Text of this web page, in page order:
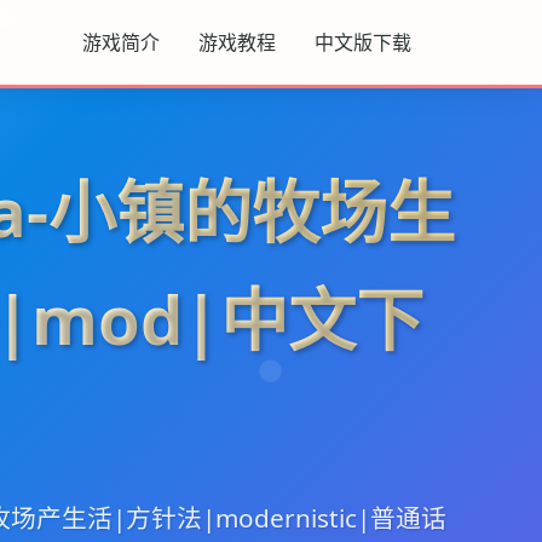
游戏简介 游戏教程 中文版下载
小镇的牧场生
中文下
场产生活|方针法|modernistic|普通话